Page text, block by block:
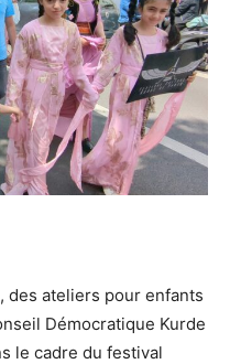
des ateliers pour enfants
Démocratique Kurde
le cadre du festival